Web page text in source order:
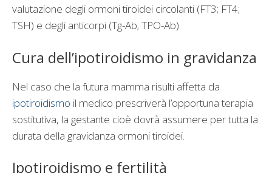
valutazione degli ormoni tiroidei circolanti (FT3; FT4;
TSH) e degli anticorpi (Tg-Ab; TPO-Ab).
Cura dell’ipotiroidismo in gravidanza
Nel caso che la futura mamma risulti affetta da
ipotiroidismo il medico prescriverà l’opportuna terapia
sostitutiva, la gestante cioè dovrà assumere per tutta la
durata della gravidanza ormoni tiroidei.
Ipotiroidismo e fertilità